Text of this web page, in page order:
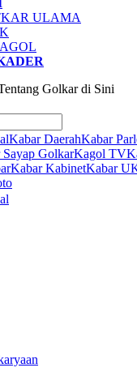
ULAMA
Golkar di Sini
Kabar DaerahKabar
Sayap GolkarKagol TV
Kabar KabinetKabar